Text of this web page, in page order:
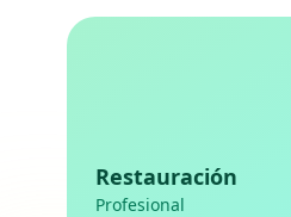
Restauración
Profesional